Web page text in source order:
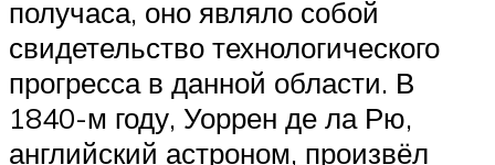
получаса, оно являло собой
свидетельство технологического
прогресса в данной области. В
1840-м году, Уоррен де ла Рю,
английский астроном, произвёл